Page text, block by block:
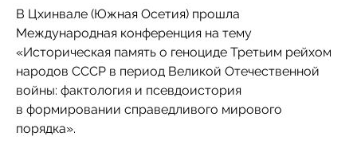
В Цхинвале (Южная Осетия) прошла
Международная конференция на тему
«Историческая память о геноциде Третьим рейхом
народов СССР в период Великой Отечественной
войны: фактология и псевдоистория
в формировании справедливого мирового
порядка».